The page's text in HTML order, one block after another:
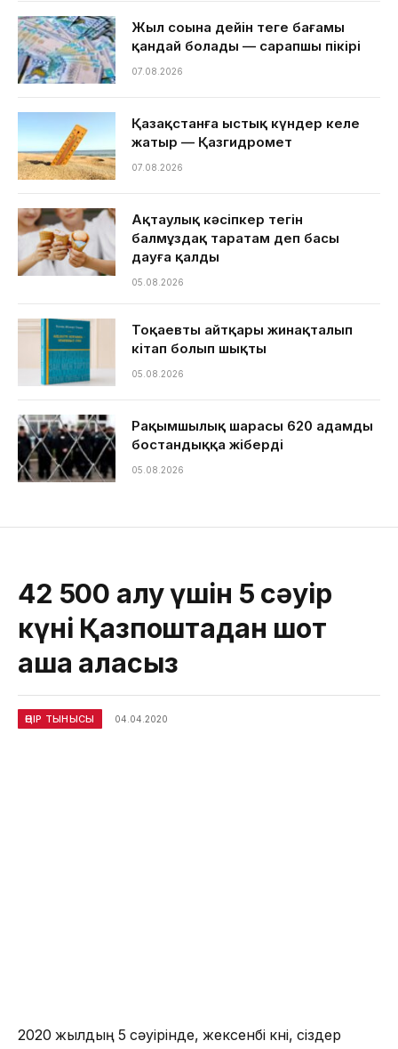
Жыл соңына дейін теңге бағамы
қандай болады — сарапшы пікірі
07.08.2026
Қазақстанға ыстық күндер келе
жатыр — Қазгидромет
07.08.2026
Ақтаулық кәсіпкер тегін
балмұздақ таратам деп басы
дауға қалды
05.08.2026
Тоқаевтың айтқары жинақталып
кітап болып шықты
05.08.2026
Рақымшылық шарасы 620 адамды
бостандыққа жіберді
05.08.2026
42 500 алу үшін 5 сәуір
күні Қазпоштадан шот
аша аласыз
ӨҢІР ТЫНЫСЫ 04.04.2020
2020 жылдың 5 сәуірінде, жексенбі күні, сіздер